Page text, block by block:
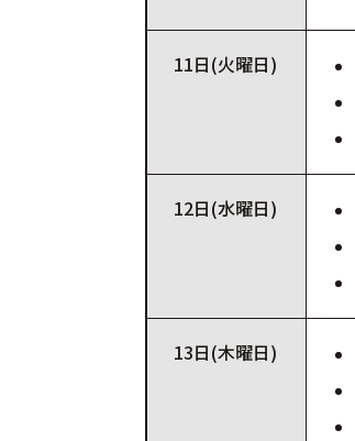
11日(火曜日)
12日(水曜日)
13日(木曜日)